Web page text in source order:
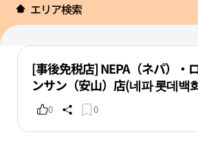
エリア検索
[事後免税店] NEPA（ネパ）・
ンサン（安山）店(네파 롯데백
0 0